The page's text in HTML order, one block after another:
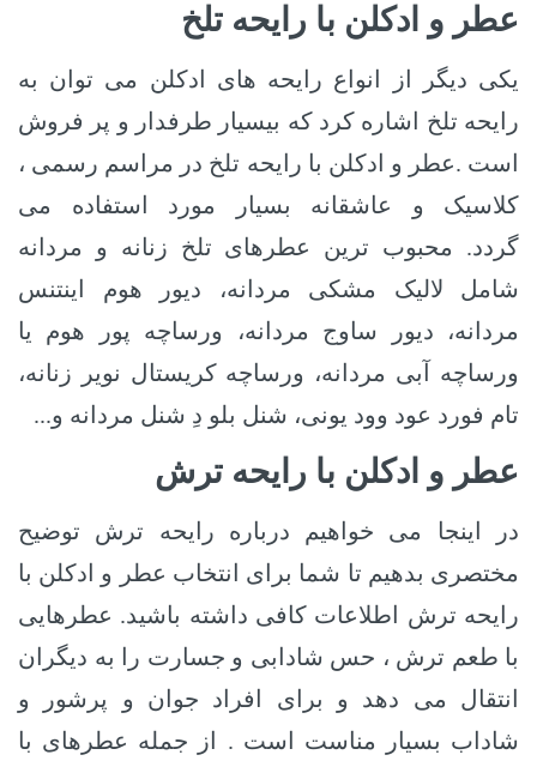
عطر و ادکلن با رایحه تلخ
یکی دیگر از انواع رایحه های ادکلن می توان به
رایحه تلخ اشاره کرد که بیسیار طرفدار و پر فروش
است .عطر و ادکلن با رایحه تلخ در مراسم رسمی ،
کلاسیک و عاشقانه بسیار مورد استفاده می
گردد.
محبوب ترین عطرهای تلخ زنانه و مردانه
شامل لالیک مشکی مردانه، دیور هوم اینتنس
مردانه، دیور ساوج مردانه، ورساچه پور هوم یا
ورساچه آبی مردانه، ورساچه کریستال نویر زنانه،
تام فورد عود وود یونی، شنل بلو دِ شنل مردانه و...
عطر و ادکلن با رایحه ترش
در اینجا می خواهیم درباره رایحه ترش توضیح
مختصری بدهیم تا شما برای انتخاب عطر و ادکلن با
رایحه ترش اطلاعات کافی داشته باشید. عطرهایی
با طعم ترش ، حس شادابی و جسارت را به دیگران
انتقال می دهد و برای افراد جوان و پرشور و
شاداب بسیار مناست است . از جمله عطرهای با